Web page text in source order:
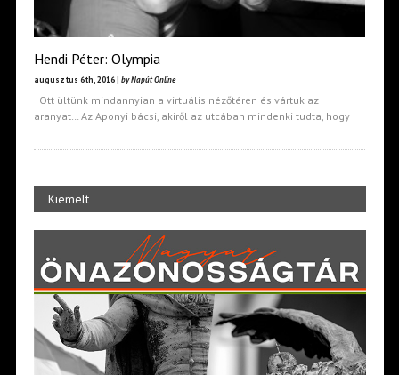
Hendi Péter: Olympia
augusztus 6th, 2016 | by Napút Online
Ott ültünk mindannyian a virtuális nézőtéren és vártuk az
aranyat… Az Aponyi bácsi, akiről az utcában mindenki tudta, hogy
Kiemelt